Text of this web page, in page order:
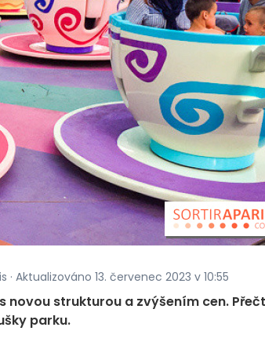
Aktualizováno 13. červenec 2023 v 10:55
novou strukturou a zvýšením cen.
parku.